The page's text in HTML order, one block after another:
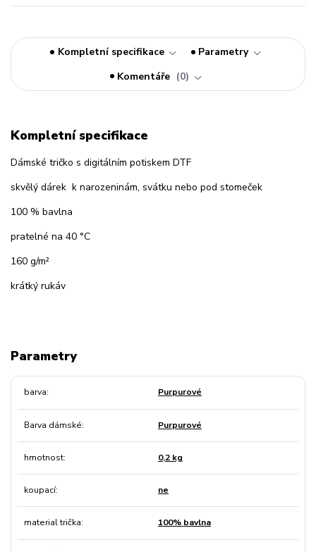
Kompletní specifikace
Parametry
Komentáře
0
Kompletní specifikace
Dámské tričko s digitálním potiskem DTF
skvělý dárek k narozeninám, svátku nebo pod stomeček
100 % bavlna
pratelné na 40 °C
160 g/m²
krátký rukáv
Parametry
barva Purpurové
Barva dámské Purpurové
hmotnost 0,2 kg
koupací ne
material trička 100% bavlna